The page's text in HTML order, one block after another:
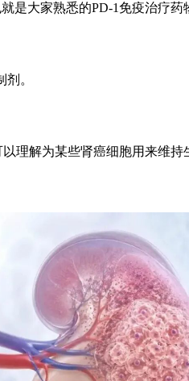
就是大家熟悉的PD-1 免疫治疗药
剂 。
以理解为某些肾癌细胞用来维